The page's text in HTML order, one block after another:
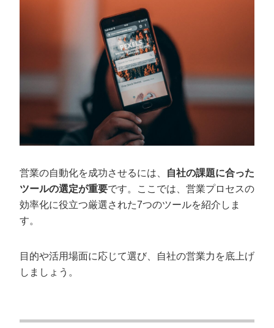
営業の自動化を成功させるには、
自社の課題に合った
ツールの選定が重要です。ここでは、営業プロセスの
効率化に役立つ厳選された7つのツールを紹介しま
す。
目的や活用場面に応じて選び、自社の営業力を底上げ
しましょう。